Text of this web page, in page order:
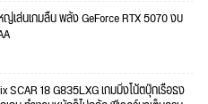
ญ่เล่นเกมลื่น พลัง GeForce RTX 5070 งบ
SCAR 18 G835LXG เกมมิ่งโน้ตบุ๊กเรือธง